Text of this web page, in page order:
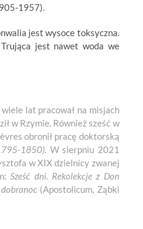
1957).
jest wysoce toksyczna.
jest nawet woda we
lat pracował na misjach
w Rzymie. Również sześć w
obronił pracę doktorską
1850). W sierpniu 2021
w XIX dzielnicy zwanej
Sześć dni. Rekolekcje z Don
(Apostolicum, Ząbki